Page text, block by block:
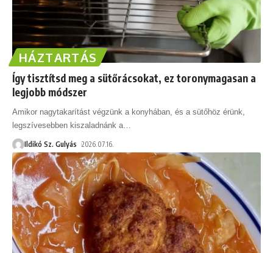
HÁZTARTÁS
Így tisztítsd meg a sütőrácsokat, ez toronymagasan a
legjobb módszer
Amikor nagytakarítást végzünk a konyhában, és a sütőhöz érünk,
legszívesebben kiszaladnánk a…
Ildikó Sz. Gulyás 2026.07.16.